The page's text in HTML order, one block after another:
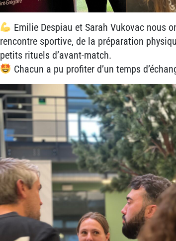
Emilie Despiau et Sarah Vukovac nous
rencontre sportive, de la préparation
petits rituels d’avant-match.
Chacun a pu profiter d’un temps